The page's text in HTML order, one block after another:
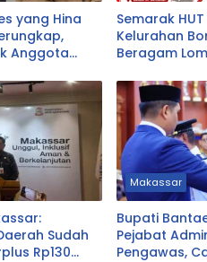
yang Hina
Anggota
Semarak HUT
Kelurahan
Beragam
Sudah
Rp130
Makassar
Bupati
Pejabat
Pengawas,